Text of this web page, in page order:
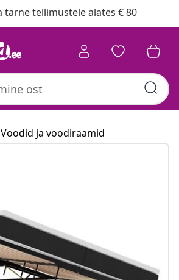
tarne tellimustele alates € 80
ja voodiraamid